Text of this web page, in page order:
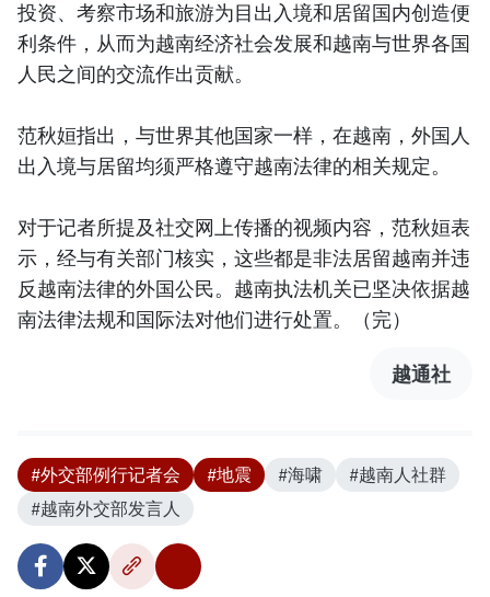
投资、考察市场和旅游为目出入境和居留国内创造便
利条件，从而为越南经济社会发展和越南与世界各国
人民之间的交流作出贡献。
范秋姮指出，与世界其他国家一样，在越南，外国人
出入境与居留均须严格遵守越南法律的相关规定。
对于记者所提及社交网上传播的视频内容，范秋姮表
示，经与有关部门核实，这些都是非法居留越南并违
反越南法律的外国公民。越南执法机关已坚决依据越
南法律法规和国际法对他们进行处置。（完）
越通社
#外交部例行记者会 #地震 #海啸
#越南人社群
#越南外交部发言人